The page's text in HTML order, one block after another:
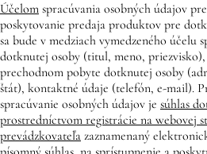
Účelom spracúvania osobných údajov
poskytovanie predaja produktov pre
sa bude v medziach vymedzeného účelu
dotknutej osoby (titul, meno,
prechodnom pobyte dotknutej osoby
štát), kontaktné údaje (telefón, e-mail).
spracúvanie osobných údajov je súhlas
prostredníctvom registrácie na webovej
prevádzkovateľa zaznamenaný